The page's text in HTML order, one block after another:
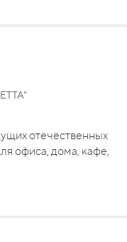
отечественных
офиса, дома, кафе,